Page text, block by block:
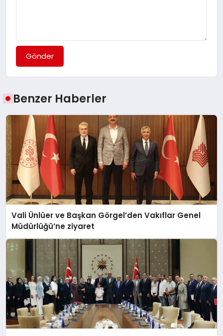
Gönder
Benzer Haberler
Vali Ünlüer ve Başkan Görgel’den Vakıflar Genel
Müdürlüğü’ne ziyaret